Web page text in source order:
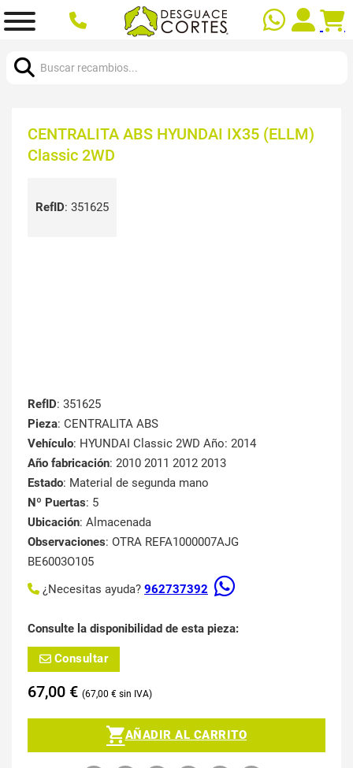
CENTRALITA ABS HYUNDAI IX35 (ELLM)
Classic 2WD
RefID: 351625
RefID: 351625
Pieza: CENTRALITA ABS
Vehículo: HYUNDAI Classic 2WD Año: 2014
Año fabricación: 2010 2011 2012 2013
Estado: Material de segunda mano
Nº Puertas: 5
Ubicación: Almacenada
Observaciones: OTRA REFA1000007AJG
BE6003O105
¿Necesitas ayuda? 962737392
Consulte la disponibilidad de esta pieza:
Consultar
67,00 € 67,00 €
AÑADIR AL CARRITO